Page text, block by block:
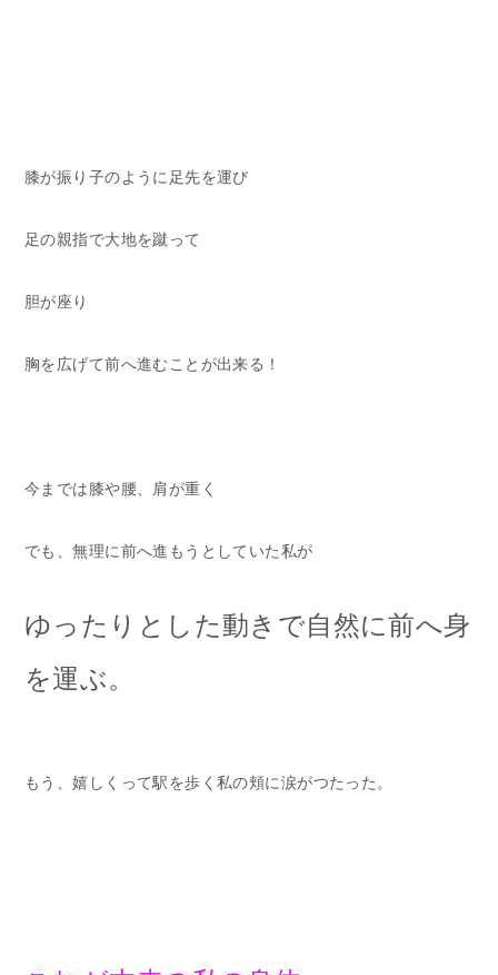
膝が振り子のように足先を運び
足の親指で大地を蹴って
胆が座り
胸を広げて前へ進むことが出来る！
今までは膝や腰、肩が重く
でも、無理に前へ進もうとしていた私が
ゆったりとした動きで自然に前へ身
を運ぶ。
もう、嬉しくって駅を歩く私の頬に涙がつたった。